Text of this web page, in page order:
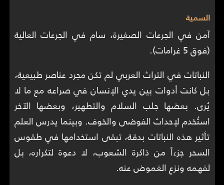
السمية
آمن في الجرعات الصغيرة، سام في الجرعات العالية
(فوق 5 غرامات).
النباتات في التراث العربي لم تكن مجرد عناصر طبيعية،
بل كانت أدوات بين يدي الإنسان في صراعه مع ما لا
يُرى. بعضها جلب السلام والتطهير، وبعضها الآخر
استُخدم لإحداث الفوضى والخوف. وبينما يدرس العلم
تأثير هذه النباتات بدقة، تبقى استخدامها في طقوس
السحر جزءاً من ذاكرة الشعوب، لا دعوة لتكراره، بل
لفهمه ونزع الغموض عنه.